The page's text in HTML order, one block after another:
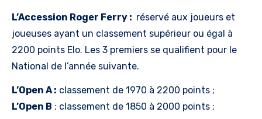
L’Accession Roger Ferry : réservé aux joueurs et
joueuses ayant un classement supérieur ou égal à
2200 points Elo. Les 3 premiers se qualifient pour le
National de l’année suivante.
L’Open A : classement de 1970 à 2200 points ;
L’Open B : classement de 1850 à 2000 points ;